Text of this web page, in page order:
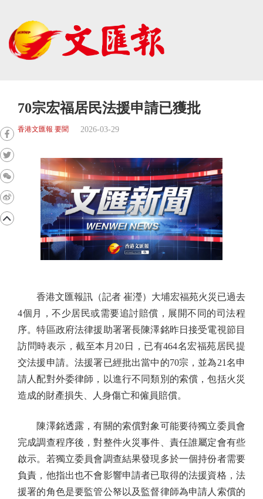
70宗宏福居民法援申請已獲批
香港文匯報 要聞 2026-03-29
香港文匯報訊（記者 崔瀅）大埔宏福苑火災已過去
4個月，不少居民或需要追討賠償，展開不同的司法程
序。特區政府法律援助署署長陳澤銘昨日接受電視節目
訪問時表示，截至本月20日，已有464名宏福苑居民提
交法援申請。法援署已經批出當中的70宗，並為21名申
請人配對外委律師，以進行不同類別的索償，包括火災
造成的財產損失、人身傷亡和僱員賠償。
陳澤銘透露，有關的索償對象可能要待獨立委員會
完成調查程序後，對整件火災事件、責任誰屬定會有些
啟示。若獨立委員會調查結果發現多於一個持份者需要
負責，他指出也不會影響申請者已取得的法援資格，法
援署的角色是要監管公帑以及監督律師為申請人索償的